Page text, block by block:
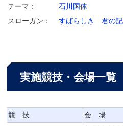
テーマ：
石川国体
スローガン：
すばらしき 君の
実施競技・会場一覧
競 技 会 場